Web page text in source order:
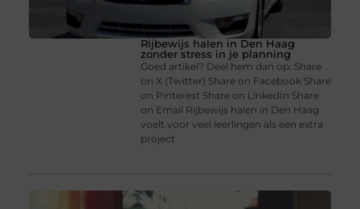
Rijbewijs halen in Den Haag
zonder stress in je planning
Goed artikel? Deel hem dan op: Share
on X (Twitter) Share on Facebook Share
on Pinterest Share on LinkedIn Share
on Email Rijbewijs halen in Den Haag
voelt voor veel leerlingen als een extra
project